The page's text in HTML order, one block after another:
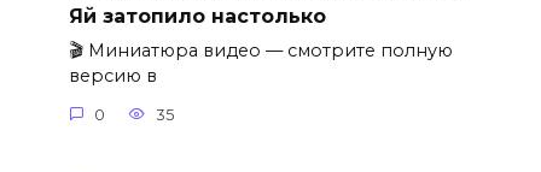
Яй затопило настолько
🎬 Миниатюра видео — смотрите полную
версию в
0 35